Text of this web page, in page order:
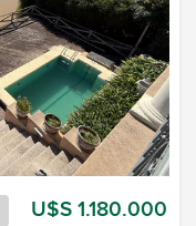
U$S 1.180.000